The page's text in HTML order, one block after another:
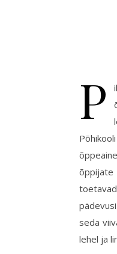
P
õppijate
seda
lehel ja